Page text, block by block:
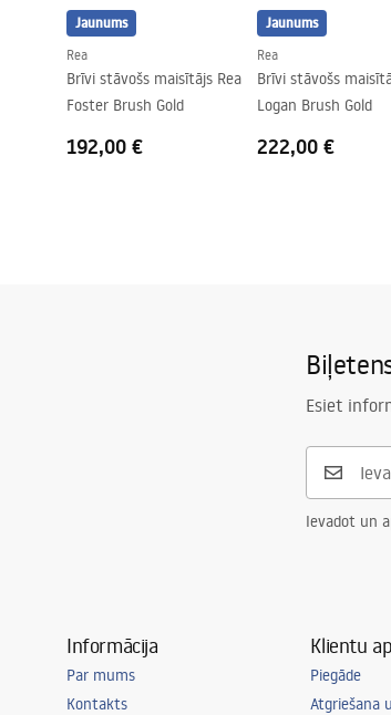
Jaunums
Rea
Brīvi stāvošs maisītājs Rea
Foster Brush Gold
192,00 €
Jaunums
Rea
Brīvi stāvošs
Logan Brush Gold
222,00 €
Esiet
Ievadot un
Informācija
Par mums
Kontakts
Klientu
Piegāde
Atgriešana